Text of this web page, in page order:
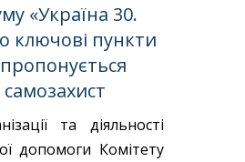
«Україна 30.
ключові пункти
та діяльності
допомоги Комітету